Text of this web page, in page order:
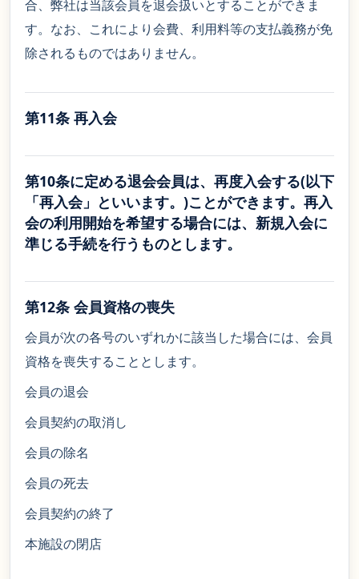
合、弊社は当該会員を退会扱いとすることができま
す。なお、これにより会費、利用料等の支払義務が免
除されるものではありません。
第11条 再入会
第10条に定める退会会員は、再度入会する(以下
「再入会」といいます。)ことができます。再入
会の利用開始を希望する場合には、新規入会に
準じる手続を行うものとします。
第12条 会員資格の喪失
会員が次の各号のいずれかに該当した場合には、会員
資格を喪失することとします。
会員の退会
会員契約の取消し
会員の除名
会員の死去
会員契約の終了
本施設の閉店